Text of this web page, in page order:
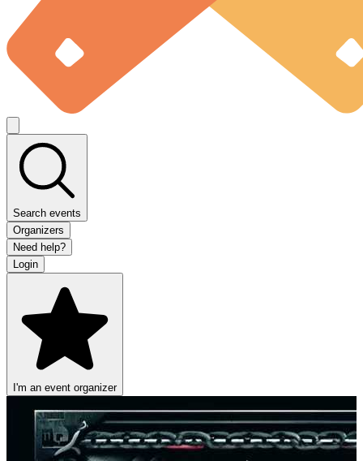
Search events
Organizers
Need help?
Login
I'm an event organizer